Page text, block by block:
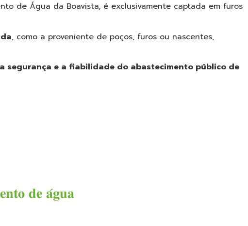
de Água da Boavista, é exclusivamente captada em furos
, como a proveniente de poços, furos ou nascentes,
segurança e a fiabilidade do abastecimento público de
𝐝𝐞 𝐚́𝐠𝐮𝐚